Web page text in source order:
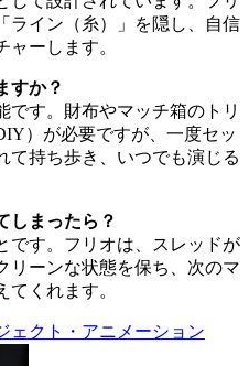
ライン（糸）」を隠し、自信
ーします。
すか？
です。財布やマッチ箱のトリ
）が必要ですが、一度セッ
て持ち歩き、いつでも演じる
しまったら？
です。フリオは、スレッドが
リーンな状態を保ち、次のマ
くれます。
ェクト・アニメーション